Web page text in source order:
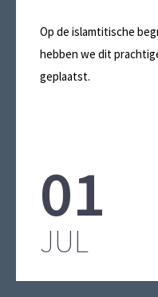
Op de islamtitische
hebben we dit
geplaatst.
01
JUL